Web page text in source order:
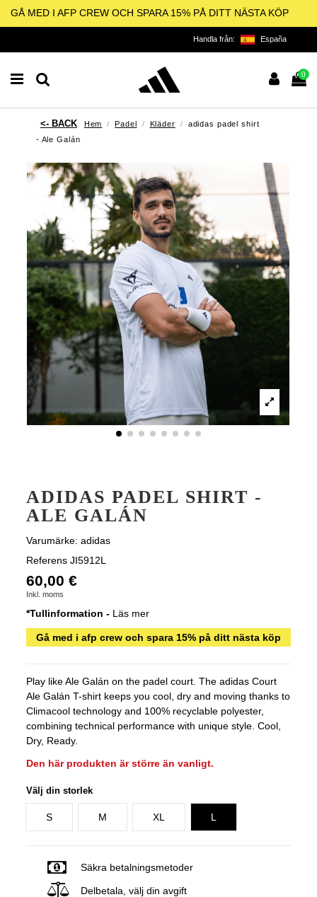
GÅ MED I AFP CREW OCH SPARA 15% PÅ DITT NÄSTA KÖP
Handla från: España
0
Hem Padel Kläder
adidas padel shirt
- Ale Galán
ADIDAS PADEL SHIRT -
ALE GALÁN
Varumärke: adidas
Referens JI5912L
60,00 €
Inkl. moms
*Tullinformation - Läs mer
Gå med i afp crew och spara 15% på ditt nästa köp
Play like Ale Galán on the padel court. The adidas Court
Ale Galán T-shirt keeps you cool, dry and moving thanks to
Climacool technology and 100% recyclable polyester,
combining technical performance with unique style. Cool,
Dry, Ready.
Den här produkten är större än vanligt.
Välj din storlek
S M XL L
Säkra betalningsmetoder
Delbetala, välj din avgift